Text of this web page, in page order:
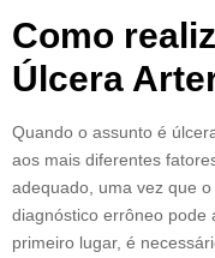
Como
Úlcera
Quando o assunto é
aos mais diferentes
adequado, uma vez que
diagnóstico errôneo pode
primeiro lugar, é